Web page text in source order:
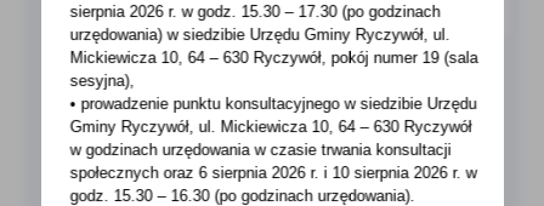
sierpnia 2026 r.w godz. 15.30 – 17.30 (po godzinach
urzędowania) w siedzibie Urzędu Gminy Ryczywół, ul.
Mickiewicza 10, 64 – 630 Ryczywół, pokójnumer 19 (sala
sesyjna),
• prowadzenie punktu konsultacyjnego w siedzibie Urzędu
Gminy Ryczywół, ul. Mickiewicza 10, 64 – 630 Ryczywół
w godzinachurzędowania w czasie trwania konsultacji
społecznych oraz 6 sierpnia 2026 r. i 10 sierpnia 2026 r. w
godz. 15.30 – 16.30 (po godzinachurzędowania).